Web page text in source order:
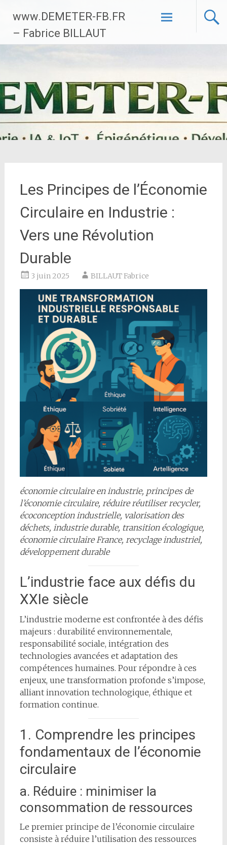
contenu
principal
www.DEMETER-FB.FR
– Fabrice BILLAUT
Les Principes de l’Économie
Circulaire en Industrie :
Vers une Révolution
Durable
3 juin 2025 BILLAUT Fabrice
économie circulaire en industrie, principes de
l’économie circulaire, réduire réutiliser recycler,
écoconception industrielle, valorisation des
déchets, industrie durable, transition écologique,
économie circulaire France, recyclage industriel,
développement durable
L’industrie face aux défis du
XXIe siècle
L’industrie moderne est confrontée à des défis
majeurs : durabilité environnementale,
responsabilité sociale, intégration des
technologies avancées et adaptation des
compétences humaines. Pour répondre à ces
enjeux, une transformation profonde s’impose,
alliant innovation technologique, éthique et
formation continue.
1. Comprendre les principes
fondamentaux de l’économie
circulaire
a. Réduire : minimiser la
consommation de ressources
Le premier principe de l’économie circulaire
consiste à réduire l’utilisation des ressources